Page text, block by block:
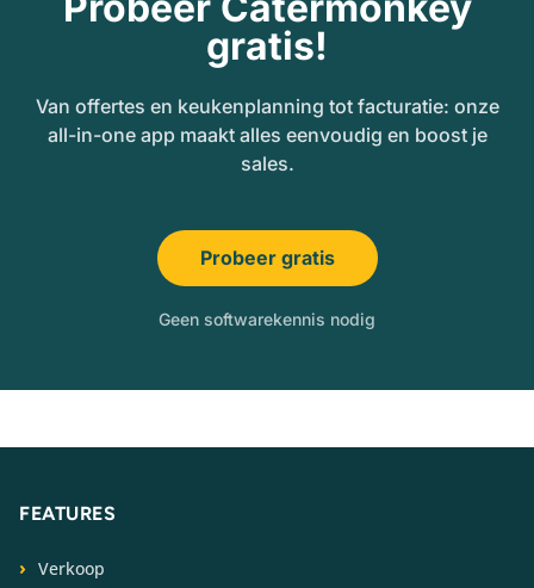
gratis!
Van offertes en keukenplanning tot facturatie: onze
all-in-one app maakt alles eenvoudig en boost je
sales.
Probeer gratis
Geen softwarekennis nodig
FEATURES
Verkoop